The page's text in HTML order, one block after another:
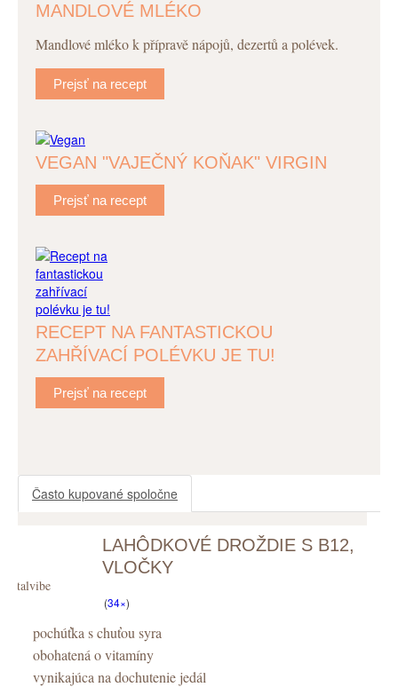
MANDLOVÉ MLÉKO
Mandlové mléko k přípravě nápojů, dezertů a polévek.
Prejsť na recept
VEGAN "VAJEČNÝ KOŇAK" VIRGIN
Prejsť na recept
RECEPT NA FANTASTICKOU
ZAHŘÍVACÍ POLÉVKU JE TU!
Prejsť na recept
Často kupované spoločne
LAHÔDKOVÉ DROŽDIE S B12,
VLOČKY
Vitalvibe
(34×)
pochúťka s chuťou syra
obohatená o vitamíny
vynikajúca na dochutenie jedál